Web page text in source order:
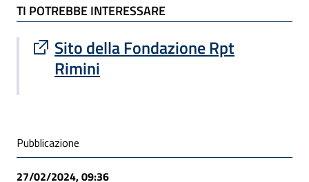
TI POTREBBE INTERESSARE
Sito della Fondazione Rpt
Rimini
Sito esterno : apre una nuova finestra
Condivisione social
Pubblicazione
27/02/2024, 09:36